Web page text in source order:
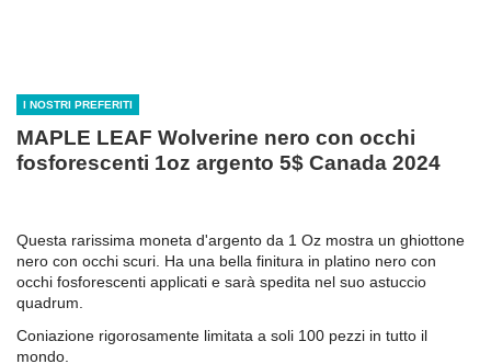
I NOSTRI PREFERITI
MAPLE LEAF Wolverine nero con occhi
fosforescenti 1oz argento 5$ Canada 2024
Questa rarissima moneta d'argento da 1 Oz mostra un ghiottone
nero con occhi scuri. Ha una bella finitura in platino nero con
occhi fosforescenti applicati e sarà spedita nel suo astuccio
quadrum.
Coniazione rigorosamente limitata a soli 100 pezzi in tutto il
mondo.